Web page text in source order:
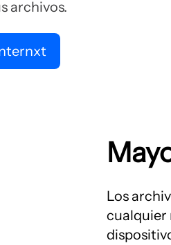
archivos.
Los
cualquier